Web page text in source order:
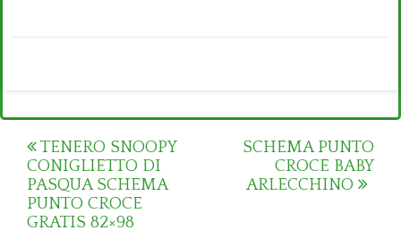
Post
navigation
TENERO SNOOPY
CONIGLIETTO DI
PASQUA SCHEMA
PUNTO CROCE
GRATIS 82×98
SCHEMA PUNTO
CROCE BABY
ARLECCHINO